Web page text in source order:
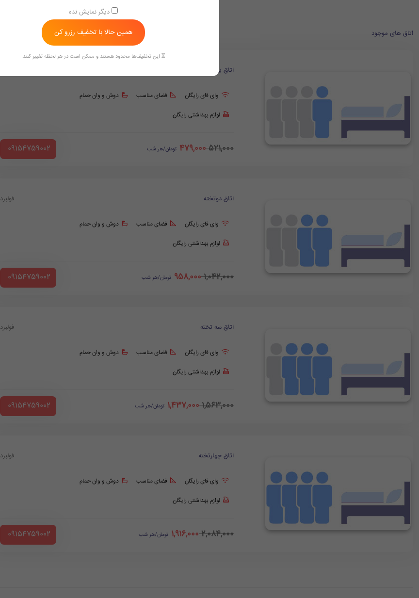
اتاق های موجود
اتاق یک تخته
وای فای رایگان فضای مناسب دوش و وان حمام
لوازم بهداشتی رایگان
521,000
479,000 تومان/هر شب ‪ 09154759002
اتاق دوتخته فولبرد
وای فای رایگان فضای مناسب دوش و وان حمام
لوازم بهداشتی رایگان
1,042,000
958,000 تومان/هر شب ‪ 09154759002
اتاق سه تخته فولبرد
وای فای رایگان فضای مناسب دوش و وان حمام
لوازم بهداشتی رایگان
1,563,000
1,437,000 تومان/هر شب ‪ 09154759002
اتاق چهارتخته فولبرد
وای فای رایگان فضای مناسب دوش و وان حمام
لوازم بهداشتی رایگان
2,084,000
1,916,000 تومان/هر شب ‪ 09154759002
دیگر نمایش نده
همین حالا با تخفیف رزرو کن
⏳ این تخفیف‌ها محدود هستند و ممکن است در هر لحظه تغییر کنند.